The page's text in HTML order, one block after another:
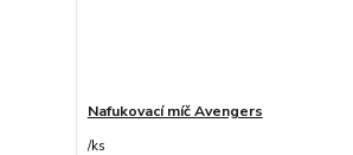
Nafukovací míč Avengers
/ks